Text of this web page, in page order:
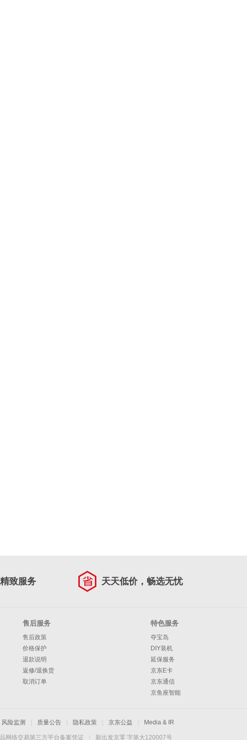
致服务 天天低价，畅选无忧
售后服务
售后政策
价格保护
退款说明
返修/退换货
取消订单
特色服务
夺宝岛
DIY装机
延保服务
京东E卡
京东通信
京鱼座智能
风险监测 质量公告 隐私政策 京东公益 Media & IR
网络交易第三方平台备案凭证 新出发京零 字第大120007号